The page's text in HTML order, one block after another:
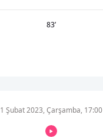
83’
1 Şubat 2023, Çarşamba, 17:00